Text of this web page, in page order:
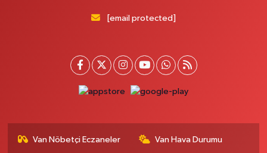
[email protected]
Van Nöbetçi Eczaneler Van Hava Durumu